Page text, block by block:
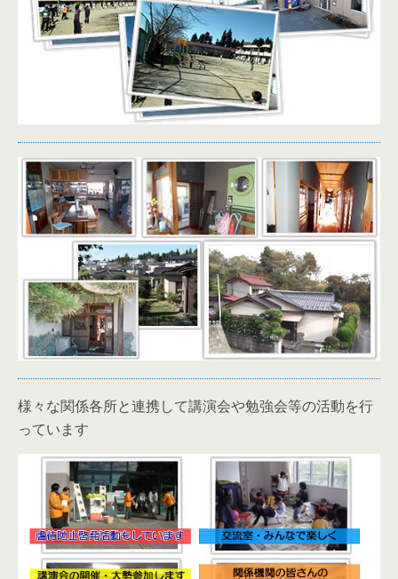
様々な関係各所と連携して講演会や勉強会等の活動を行
っています